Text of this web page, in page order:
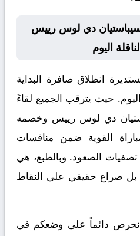
دي لوس رييس
اليوم
انطلاق صافرة البداية
حيث يترقب الجميع لقاءً
دي لوس رييس وخصمه
القوية ضمن منافسات
. وبالطبع، هي
بل صراع حقيقي على النقاط
دائماً على وضعكم في